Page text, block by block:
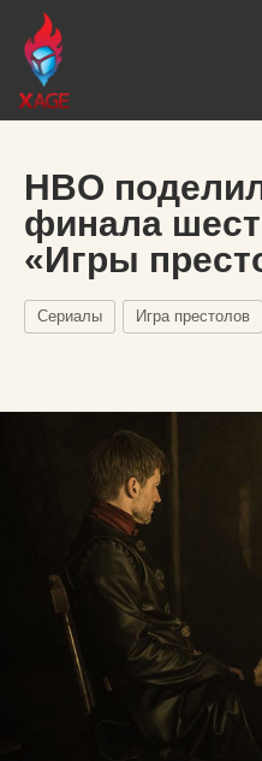
HBO
финала
«Игры
Сериалы Игра престолов